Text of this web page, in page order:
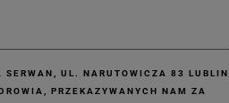
UL. NARUTOWICZA 83 LUBLIN,
PRZEKAZYWANYCH NAM ZA